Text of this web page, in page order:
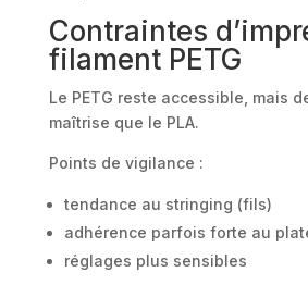
Contraintes
filament PETG
Le PETG reste accessible, mais
maîtrise que le PLA.
Points de vigilance :
tendance au stringing (fils)
adhérence parfois forte au
réglages plus sensibles